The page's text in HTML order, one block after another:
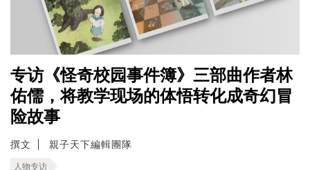
专访《怪奇校园事件簿》三部曲作者林
佑儒，将教学现场的体悟转化成奇幻冒
险故事
撰文 親子天下編輯團隊
人物专访